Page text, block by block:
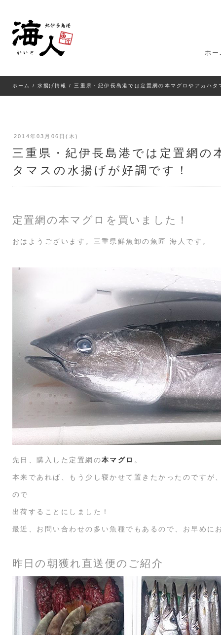
ホー
ホーム / 水揚げ情報 / 三重県・紀伊長島港では定置網の本マグロやアカハタ
2014年03月06日(木)
三重県・紀伊長島港では定置網の
タマスの水揚げが好調です！
定置網の本マグロを買いました！
おはようございます。三重県鮮魚卸の魚匠 海人です。
先日、購入した定置網の本マグロ 。
本来であれば、もう少し寝かせて置きたかったのですが
ので
出荷することにしました！
最近、お問い合わせの多い魚種でもあるので、お早めに
昨日の朝獲れ直送便のご紹介